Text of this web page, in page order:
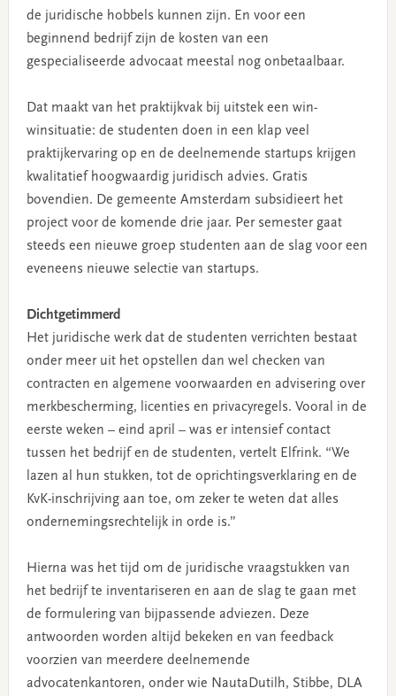
de juridische hobbels kunnen zijn. En voor een
beginnend bedrijf zijn de kosten van een
gespecialiseerde advocaat meestal nog onbetaalbaar.
Dat maakt van het praktijkvak bij uitstek een win-
winsituatie: de studenten doen in een klap veel
praktijkervaring op en de deelnemende startups krijgen
kwalitatief hoogwaardig juridisch advies. Gratis
bovendien. De gemeente Amsterdam subsidieert het
project voor de komende drie jaar. Per semester gaat
steeds een nieuwe groep studenten aan de slag voor een
eveneens nieuwe selectie van startups.
Dichtgetimmerd
Het juridische werk dat de studenten verrichten bestaat
onder meer uit het opstellen dan wel checken van
contracten en algemene voorwaarden en advisering over
merkbescherming, licenties en privacyregels. Vooral in de
eerste weken – eind april – was er intensief contact
tussen het bedrijf en de studenten, vertelt Elfrink. “We
lazen al hun stukken, tot de oprichtingsverklaring en de
KvK-inschrijving aan toe, om zeker te weten dat alles
ondernemingsrechtelijk in orde is.”
Hierna was het tijd om de juridische vraagstukken van
het bedrijf te inventariseren en aan de slag te gaan met
de formulering van bijpassende adviezen. Deze
antwoorden worden altijd bekeken en van feedback
voorzien van meerdere deelnemende
advocatenkantoren, onder wie NautaDutilh, Stibbe, DLA